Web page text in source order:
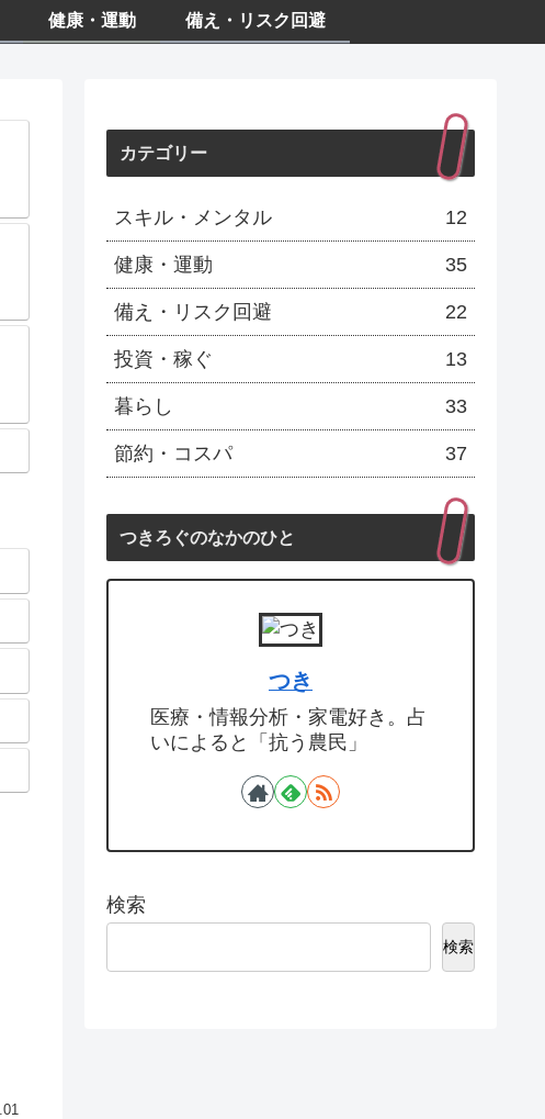
健康・運動 備え・リスク回避
カテゴリー
スキル・メンタル 12
健康・運動 35
備え・リスク回避 22
投資・稼ぐ 13
暮らし 33
節約・コスパ 37
つきろぐのなかのひと
つき
医療・情報分析・家電好き。占
いによると「抗う農民」
検索
検索